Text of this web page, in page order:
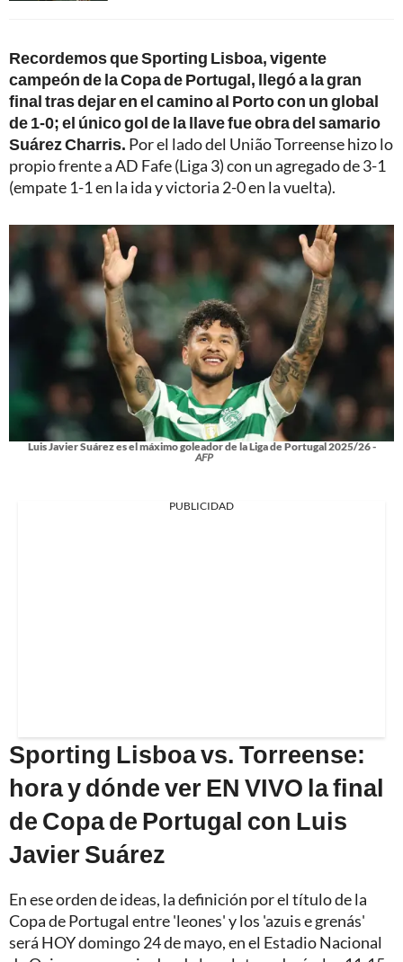
Recordemos que Sporting Lisboa, vigente
campeón de la Copa de Portugal, llegó a la gran
final tras dejar en el camino al Porto con un global
de 1-0; el único gol de la llave fue obra del samario
Suárez Charris. Por el lado del União Torreense hizo lo
propio frente a AD Fafe (Liga 3) con un agregado de 3-1
(empate 1-1 en la ida y victoria 2-0 en la vuelta).
Luis Javier Suárez es el máximo goleador de la Liga de Portugal 2025/26 -
AFP
PUBLICIDAD
Sporting Lisboa vs. Torreense:
hora y dónde ver EN VIVO la final
de Copa de Portugal con Luis
Javier Suárez
En ese orden de ideas, la definición por el título de la
Copa de Portugal entre 'leones' y los 'azuis e grenás'
será HOY domingo 24 de mayo, en el Estadio Nacional